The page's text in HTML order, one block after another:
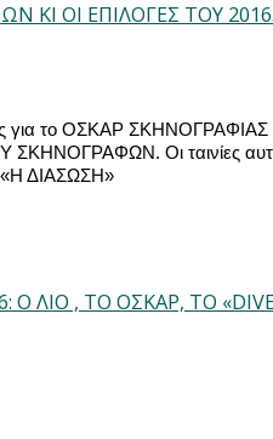
ΚΙ ΟΙ ΕΠΙΛΟΓΕΣ ΤΟΥ
για το ΟΣΚΑΡ ΣΚΗΝΟΓΡΑΦΙΑΣ
Οι ταινίες
«Η ΔΙΑΣΩΣΗ»
ΛΙΟ , ΤΟ ΟΣΚΑΡ, ΤΟ